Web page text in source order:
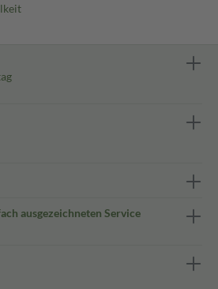
ausgezeichneten Service